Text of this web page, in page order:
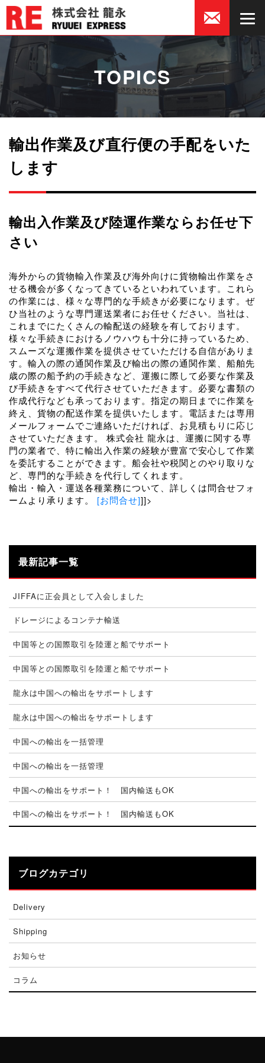
TOPICS
輸出作業及び直行便の手配をいた
します
輸出入作業及び陸運作業ならお任せ下
さい
海外からの貨物輸入作業及び海外向けに貨物輸出作業をさ
せる機会が多くなってきているといわれています。これら
の作業には、様々な専門的な手続きが必要になります。ぜ
ひ当社のような専門運送業者にお任せください。当社は、
これまでにたくさんの輸配送の経験を有しております。
様々な手続きにおけるノウハウも十分に持っているため、
スムーズな運搬作業を提供させていただける自信がありま
す。輸入の際の通関作業及び輸出の際の通関作業、船舶先
歳の際の船予約の手続きなど、運搬に際して必要な作業及
び手続きをすべて代行させていただきます。必要な書類の
作成代行なども承っております。指定の期日までに作業を
終え、貨物の配送作業を提供いたします。電話または専用
メールフォームでご連絡いただければ、お見積もりに応じ
させていただきます。 株式会社 龍永は、運搬に関する専
門の業者で、特に輸出入作業の経験が豊富で安心して作業
を委託することができます。船会社や税関とのやり取りな
ど、専門的な手続きを代行してくれます。
輸出・輸入・運送各種業務について、詳しくは問合せフォ
ームより承ります。 [お問合せ]]]>
最新記事一覧
JIFFAに正会員として入会しました
ドレージによるコンテナ輸送
中国等との国際取引を陸運と船でサポート
中国等との国際取引を陸運と船でサポート
龍永は中国への輸出をサポートします
龍永は中国への輸出をサポートします
中国への輸出を一括管理
中国への輸出を一括管理
中国への輸出をサポート！ 国内輸送もOK
中国への輸出をサポート！ 国内輸送もOK
ブログカテゴリ
Delivery
Shipping
お知らせ
コラム